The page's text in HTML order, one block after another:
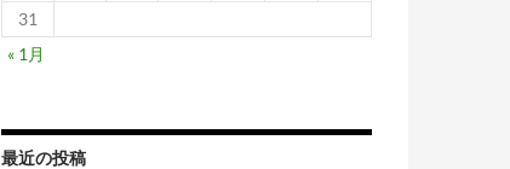
31
« 1月
最近の投稿